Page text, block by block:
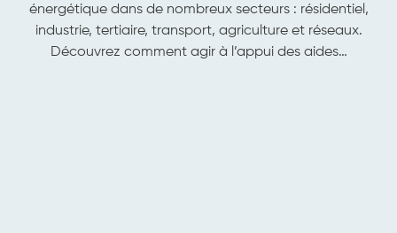
énergétique dans de nombreux secteurs : résidentiel,
industrie, tertiaire, transport, agriculture et réseaux.
Découvrez comment agir à l’appui des aides…